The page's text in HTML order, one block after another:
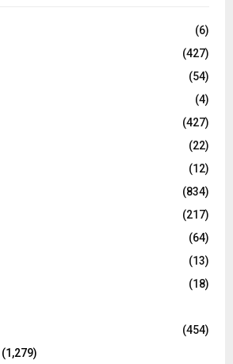
C
(6)
(427)
(54)
(4)
(427)
(22)
(12)
(834)
(217)
(64)
(13)
(18)
(454)
(1,279)